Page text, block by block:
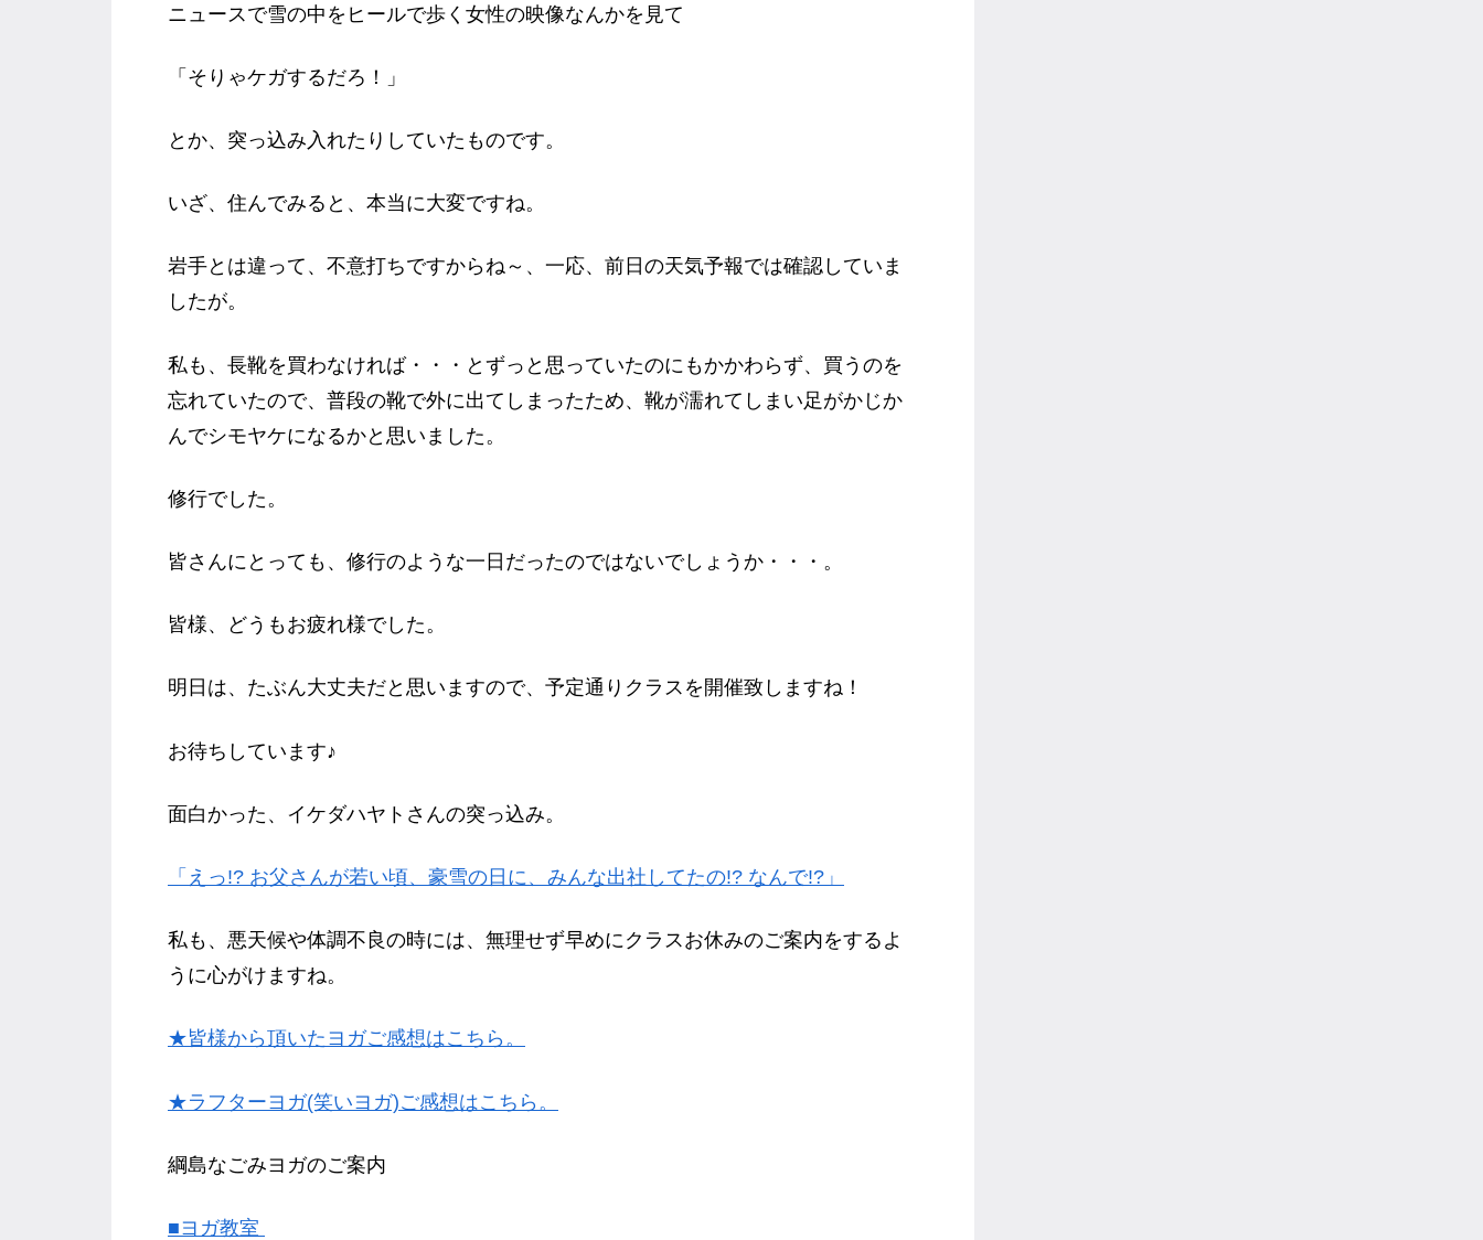
ニュースで雪の中をヒールで歩く女性の映像なんかを見て
「そりゃケガするだろ！」
とか、突っ込み入れたりしていたものです。
いざ、住んでみると、本当に大変ですね。
岩手とは違って、不意打ちですからね～、一応、前日の天気予報では確認していま
したが。
私も、長靴を買わなければ・・・とずっと思っていたのにもかかわらず、買うのを
忘れていたので、普段の靴で外に出てしまったため、靴が濡れてしまい足がかじか
んでシモヤケになるかと思いました。
修行でした。
皆さんにとっても、修行のような一日だったのではないでしょうか・・・。
皆様、どうもお疲れ様でした。
明日は、たぶん大丈夫だと思いますので、予定通りクラスを開催致しますね！
お待ちしています♪
面白かった、イケダハヤトさんの突っ込み。
「えっ!? お父さんが若い頃、豪雪の日に、みんな出社してたの!? なんで!?」
私も、悪天候や体調不良の時には、無理せず早めにクラスお休みのご案内をするよ
うに心がけますね。
★皆様から頂いたヨガご感想はこちら。
★ラフターヨガ(笑いヨガ)ご感想はこちら。
綱島なごみヨガのご案内
■ヨガ教室